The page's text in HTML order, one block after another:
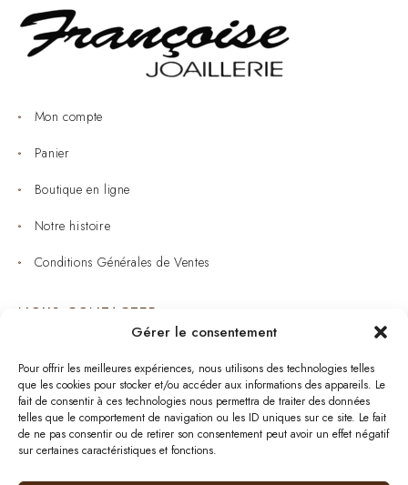
Gérer le consentement
Pour offrir les meilleures expériences, nous utilisons des technologies telles
que les cookies pour stocker et/ou accéder aux informations des appareils. Le
fait de consentir à ces technologies nous permettra de traiter des données
telles que le comportement de navigation ou les ID uniques sur ce site. Le fait
de ne pas consentir ou de retirer son consentement peut avoir un effet négatif
sur certaines caractéristiques et fonctions.
Mon compte
Panier
Boutique en ligne
Notre histoire
Conditions Générales de Ventes
NOUS CONTACTER
Bijouterie : 05 53 53 64 11
Mardi au Samedi: 09:00 - 19:00
bijouterie.lavergne@orange.fr